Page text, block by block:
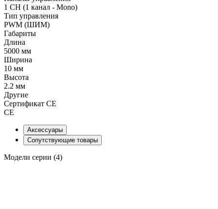
1 CH (1 канал - Mono)
Тип управления
PWM (ШИМ)
Габариты
Длина
5000 мм
Ширина
10 мм
Высота
2.2 мм
Другие
Сертификат CE
CE
Аксессуары
Сопутствующие товары
Модели серии (4)